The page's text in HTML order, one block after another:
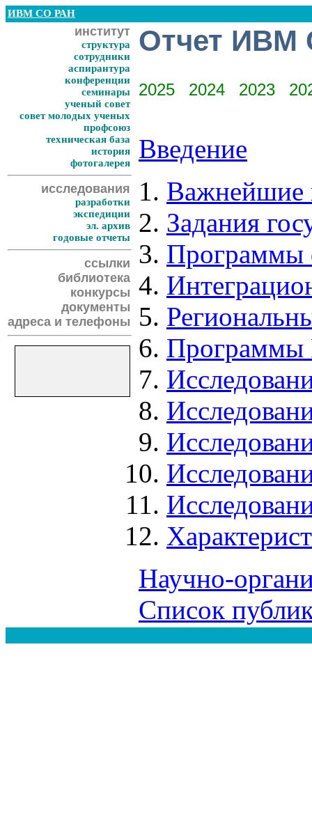
ИВМ СО РАН
институт
структура
сотрудники
аспирантура
конференции
семинары
ученый совет
совет молодых ученых
профсоюз
техническая база
история
фотогалерея
исследования
разработки
экспедиции
эл. архив
годовые отчеты
ссылки
библиотека
конкурсы
документы
адреса и телефоны
Отчет ИВМ
2025 2024 2023
Введение
Важнейшие
Задания
Программы
Программы
Научно-
Список